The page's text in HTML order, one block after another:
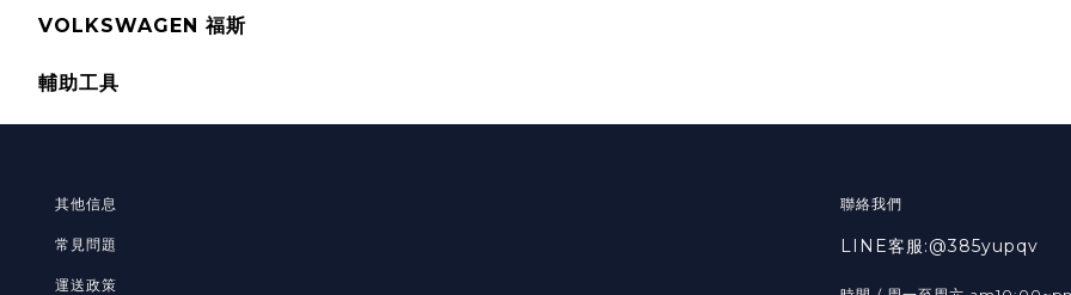
VOLKSWAGEN 福斯
輔助工具
其他信息
常見問題
運送政策
聯絡我們
LINE客服:@385yupqv